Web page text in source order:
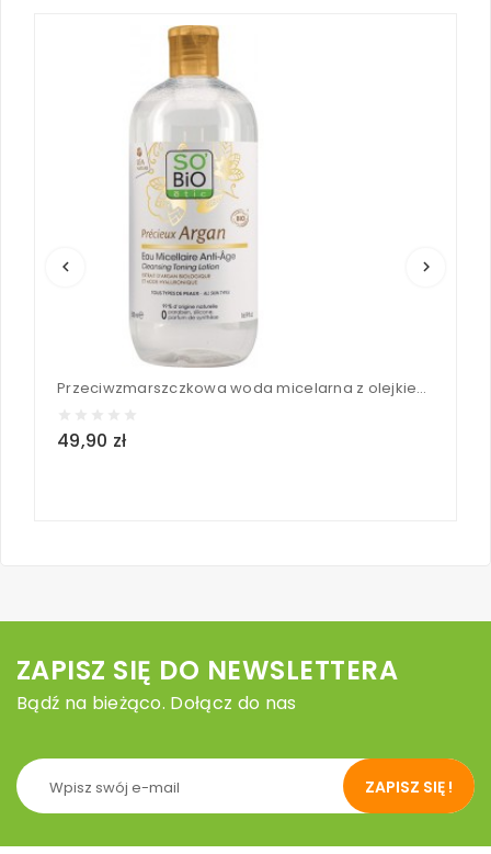
keyboard_arrow_left keyboard_arrow_right
Przeciwzmarszczkowa woda micelarna z olejkiem arganowym - SO'BiO Etic 500 ml
49,90 zł
ZAPISZ SIĘ DO NEWSLETTERA
Bądź na bieżąco. Dołącz do nas
ZAPISZ SIĘ !